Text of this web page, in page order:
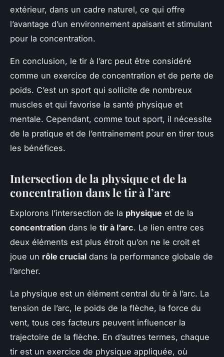
extérieur, dans un cadre naturel, ce qui offre
l’avantage d’un environnement apaisant et stimulant
pour la concentration.
En conclusion, le tir à l’arc peut être considéré
comme un exercice de concentration et de perte de
poids. C’est un sport qui sollicite de nombreux
muscles et qui favorise la santé physique et
mentale. Cependant, comme tout sport, il nécessite
de la pratique et de l’entrainement pour en tirer tous
les bénéfices.
Intersection de la physique et de la
concentration dans le tir à l’arc
Explorons l’intersection de la physique et de la
concentration dans le tir à l’arc. Le lien entre ces
deux éléments est plus étroit qu’on ne le croit et
joue un rôle crucial dans la performance globale de
l’archer.
La physique est un élément central du tir à l’arc. La
tension de l’arc, le poids de la flèche, la force du
vent, tous ces facteurs peuvent influencer la
trajectoire de la flèche. En d’autres termes, chaque
tir est un exercice de physique appliquée, où